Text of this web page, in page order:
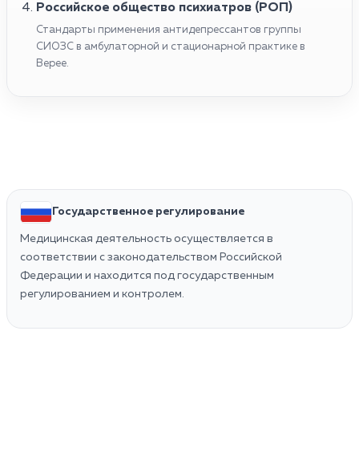
Российское общество психиатров (РОП)
Стандарты применения антидепрессантов группы
СИОЗС в амбулаторной и стационарной практике в
Верее.
Государственное регулирование
Медицинская деятельность осуществляется в
соответствии с законодательством Российской
Федерации и находится под государственным
регулированием и контролем.